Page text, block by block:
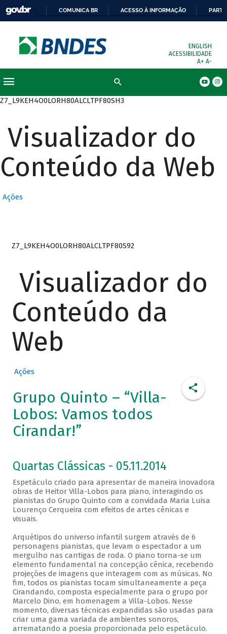
COMUNICA BR ACESSO À INFORMAÇÃO
ENGLISH
ACESSIBILIDADE
A+ A-
Z7_L9KEH4O0LORH80ALCLTPF80SH3
Visualizador do
Conteúdo da Web
Ações
Z7_L9KEH4O0LORH80ALCLTPF80S92
Visualizador do
Conteúdo da
Web
Ações
Grupo Quinto – “Villa-
Lobos: Vamos todos
Cirandar!”
Quartas Clássicas - 05.11.2014
Espetáculo criado para apresentar de maneira inovadora
obras de Heitor Villa-Lobos para piano, interagindo os
pianistas do Grupo Quinto com a convidada Maria Luisa
Lourenço Cerqueira com efeitos de artes cênicas e
visuais.
Arquétipos do universo infantil surgem através de 6
personagens pianistas, que levam o espectador a um
mergulho nas cantigas de roda. O piano torna-se um
elemento fundamental na concepção cênica, recebendo
projeções de imagens que interagem com as músicas. No
fim, todos os pianistas tocam simultaneamente a peça
Cirandando, composta especialmente para o grupo por
Marcelo Dino, em homenagem a Villa-Lobos. Nesse
momento, diversas técnicas expandidas são usadas para
criar uma gama variada de ambientes sonoros,
arrematando a poesia proporcionada pelo espetáculo.